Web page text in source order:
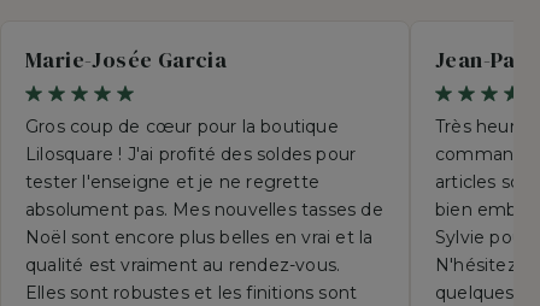
Marie-Josée Garcia
Gros coup de cœur pour la boutique
Lilosquare ! J'ai profité des soldes pour
tester l'enseigne et je ne regrette
absolument pas. Mes nouvelles tasses de
Noël sont encore plus belles en vrai et la
qualité est vraiment au rendez-vous.
Elles sont robustes et les finitions sont
Jean-
Très
commande
articles
bien
Sylvie pour
N'hésitez
quelques